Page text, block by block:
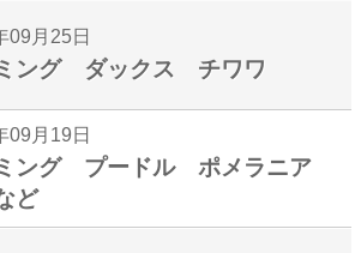
09月25日
ミング ダックス チワワ
09月19日
ミング プードル ポメラニア
ど